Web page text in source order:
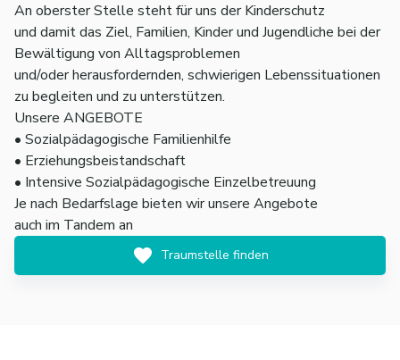
An oberster Stelle steht für uns der Kinderschutz
und damit das Ziel, Familien, Kinder und Jugendliche bei der
Bewältigung von Alltagsproblemen
und/oder herausfordernden, schwierigen Lebenssituationen
zu begleiten und zu unterstützen.
Unsere ANGEBOTE
• Sozialpädagogische Familienhilfe
• Erziehungsbeistandschaft
• Intensive Sozialpädagogische Einzelbetreuung
Je nach Bedarfslage bieten wir unsere Angebote
auch im Tandem an
Traumstelle finden